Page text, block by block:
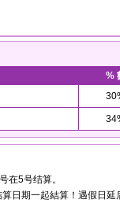
%
在5号结算。
日期一起結算！遇假日延